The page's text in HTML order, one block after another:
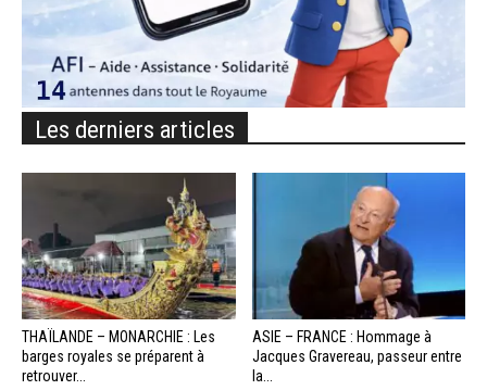
Les derniers articles
THAÏLANDE – MONARCHIE : Les
barges royales se préparent à
retrouver...
ASIE – FRANCE : Hommage à
Jacques Gravereau, passeur entre
la...